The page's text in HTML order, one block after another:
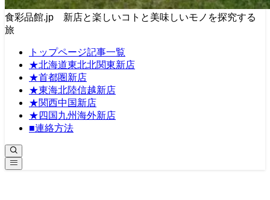
食彩品館.jp 新店と楽しいコトと美味しいモノを探究する
旅
トップページ記事一覧
★北海道東北北関東新店
★首都圏新店
★東海北陸信越新店
★関西中国新店
★四国九州海外新店
■連絡方法